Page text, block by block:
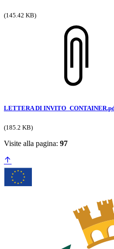
(145.42 KB)
LETTERA DI
(185.2 KB)
Visite alla pagina: 97